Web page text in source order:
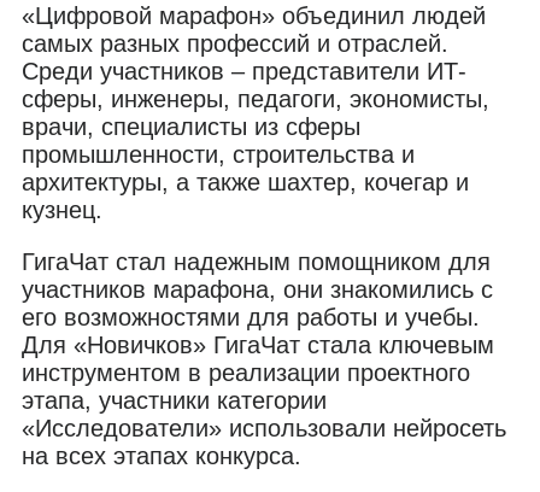
«Цифровой марафон» объединил людей
самых разных профессий и отраслей.
Среди участников – представители ИТ-
сферы, инженеры, педагоги, экономисты,
врачи, специалисты из сферы
промышленности, строительства и
архитектуры, а также шахтер, кочегар и
кузнец.
ГигаЧат стал надежным помощником для
участников марафона, они знакомились с
его возможностями для работы и учебы.
Для «Новичков» ГигаЧат стала ключевым
инструментом в реализации проектного
этапа, участники категории
«Исследователи» использовали нейросеть
на всех этапах конкурса.